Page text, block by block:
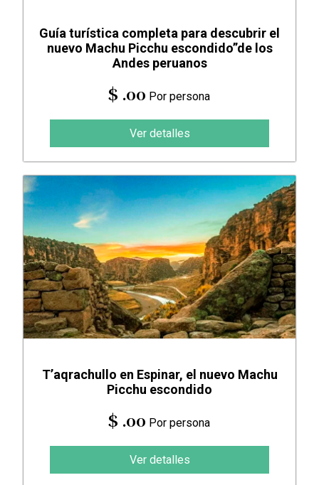
Guía turística completa para descubrir el
nuevo Machu Picchu escondido”de los
Andes peruanos
$ .00 Por persona
Ver detalles
T’aqrachullo en Espinar, el nuevo Machu
Picchu escondido
$ .00 Por persona
Ver detalles